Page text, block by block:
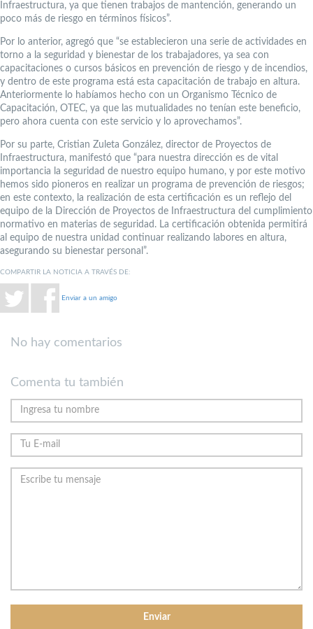
Infraestructura, ya que tienen trabajos de mantención, generando un
poco más de riesgo en términos físicos”.
Por lo anterior, agregó que “se establecieron una serie de actividades en
torno a la seguridad y bienestar de los trabajadores, ya sea con
capacitaciones o cursos básicos en prevención de riesgo y de incendios,
y dentro de este programa está esta capacitación de trabajo en altura.
Anteriormente lo habíamos hecho con un Organismo Técnico de
Capacitación, OTEC, ya que las mutualidades no tenían este beneficio,
pero ahora cuenta con este servicio y lo aprovechamos”.
Por su parte, Cristian Zuleta González, director de Proyectos de
Infraestructura, manifestó que “para nuestra dirección es de vital
importancia la seguridad de nuestro equipo humano, y por este motivo
hemos sido pioneros en realizar un programa de prevención de riesgos;
en este contexto, la realización de esta certificación es un reflejo del
equipo de la Dirección de Proyectos de Infraestructura del cumplimiento
normativo en materias de seguridad. La certificación obtenida permitirá
al equipo de nuestra unidad continuar realizando labores en altura,
asegurando su bienestar personal”.
COMPARTIR LA NOTICIA A TRAVÉS DE:
Enviar a un amigo
No hay comentarios
Comenta tu también